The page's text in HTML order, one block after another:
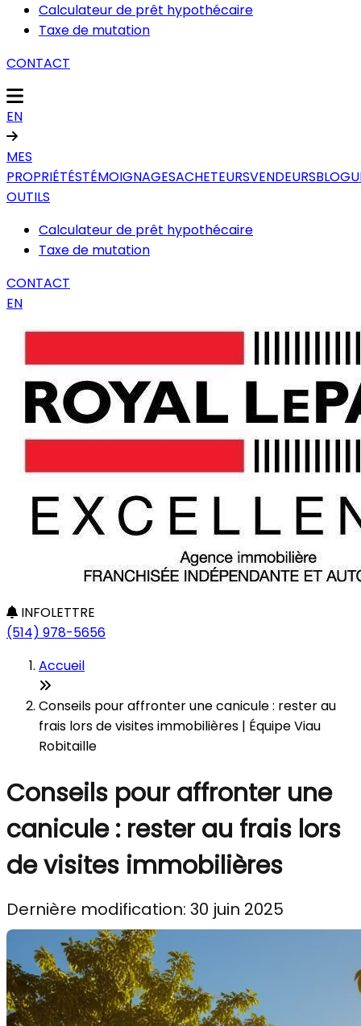
Calculateur de prêt hypothécaire
Taxe de mutation
CONTACT
EN
MES
PROPRIÉTÉSTÉMOIGNAGESACHETEURSVENDEURS
OUTILS
Calculateur de prêt hypothécaire
Taxe de mutation
CONTACT
EN
INFOLETTRE
(514) 978-5656
Accueil
Conseils pour affronter une canicule : rester au
frais lors de visites immobilières | Équipe Viau
Robitaille
Conseils pour affronter une
canicule : rester au frais lors
de visites immobilières
Dernière modification: 30 juin 2025